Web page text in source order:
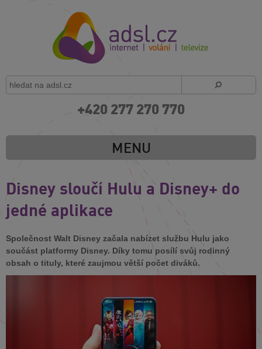
+420 277 270 770
MENU
Disney sloučí Hulu a Disney+ do
jedné aplikace
Společnost Walt Disney začala nabízet službu Hulu jako
součást platformy Disney. Díky tomu posílí svůj rodinný
obsah o tituly, které zaujmou větší počet diváků.